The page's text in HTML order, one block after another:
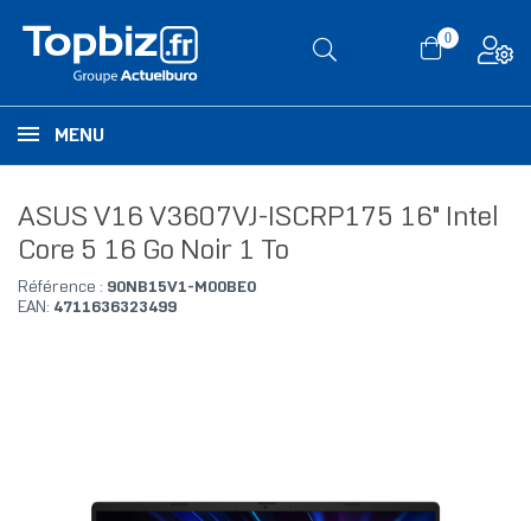
0
MENU
ASUS V16 V3607VJ-ISCRP175 16" Intel
Core 5 16 Go Noir 1 To
Référence : 90NB15V1-M00BE0
EAN: 4711636323499